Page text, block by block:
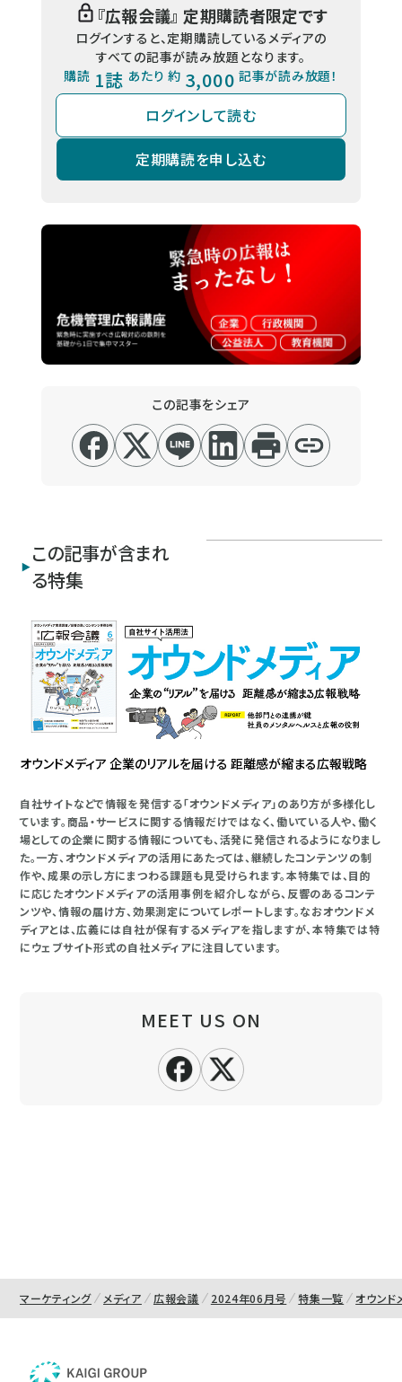
『広報会議』 定期購読者限定です
ログインすると、定期購読しているメディアの
すべての記事が読み放題となります。
購読 1誌 あたり 約 3,000 記事が読み放題！
ログインして読む
定期購読を申し込む
この記事をシェア
この記事が含まれ
る特集
オウンドメディア 企業のリアルを届ける 距離感が縮まる広報戦略
自社サイトなどで情報を発信する「オウンドメディア」のあり方が多様化し
ています。商品・サービスに関する情報だけではなく、働いている人や、働く
場としての企業に関する情報についても、活発に発信されるようになりまし
た。一方、オウンドメディアの活用にあたっては、継続したコンテンツの制
作や、成果の示し方にまつわる課題も見受けられます。本特集では、目的
に応じたオウンドメディアの活用事例を紹介しながら、反響のあるコンテ
ンツや、情報の届け方、効果測定についてレポートします。なおオウンドメ
ディアとは、広義には自社が保有するメディアを指しますが、本特集では特
にウェブサイト形式の自社メディアに注目しています。
MEET US ON
マーケティング メディア 広報会議 2024年06月号 特集一覧 オウン